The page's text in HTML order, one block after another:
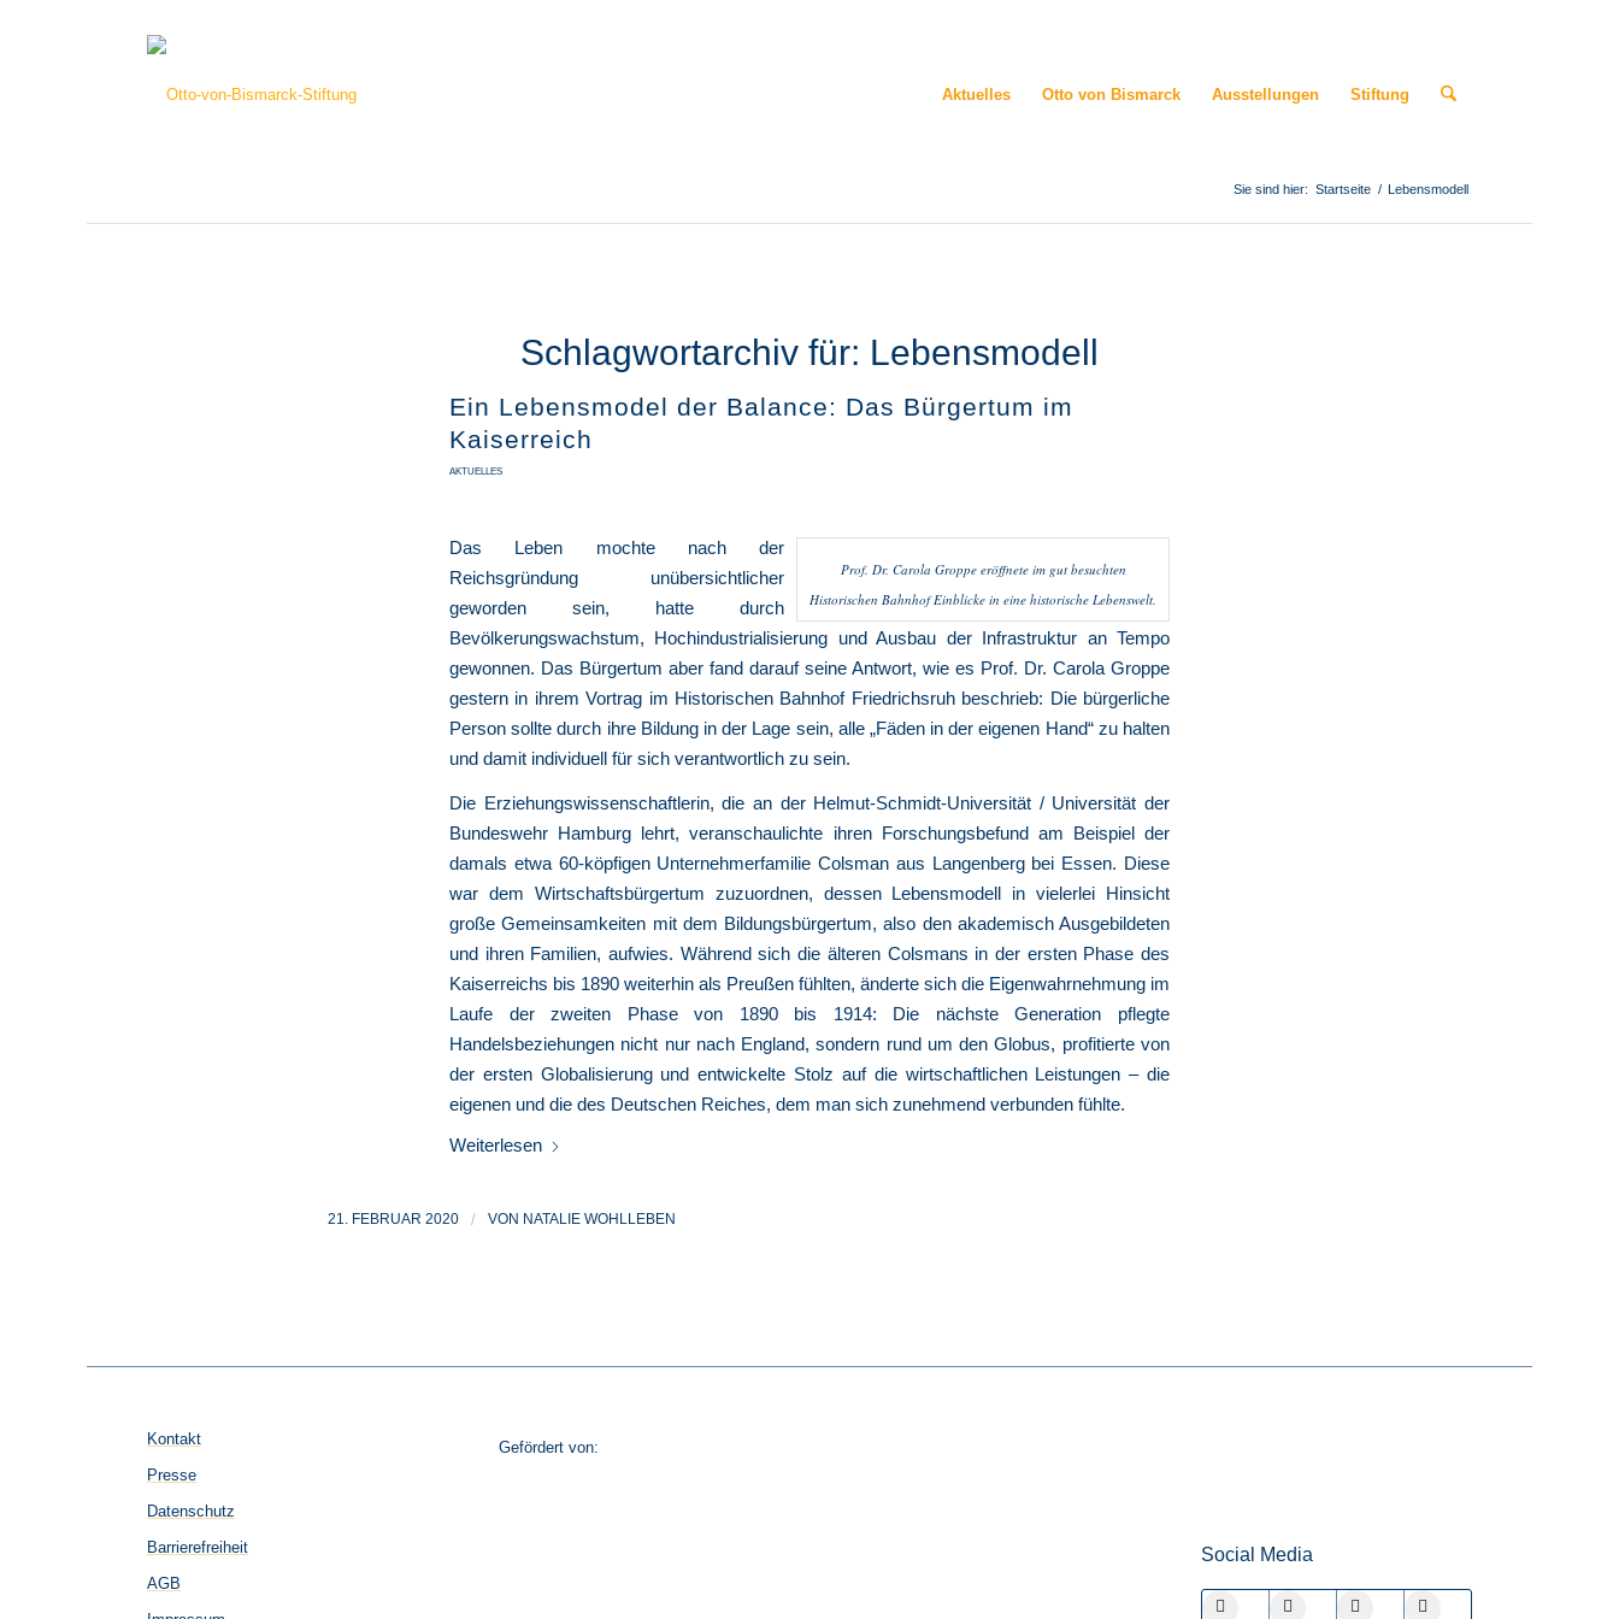
Aktuelles Otto von Bismarck Ausstellungen Stiftung
Sie sind hier: Startseite / Lebensmodell
Schlagwortarchiv für: Lebensmodell
Ein Lebensmodel der Balance: Das Bürgertum im
Kaiserreich
AKTUELLES
Prof. Dr. Carola Groppe eröffnete im gut besuchten
Historischen Bahnhof Einblicke in eine historische Lebenswelt.
Das Leben mochte nach der
Reichsgründung unübersichtlicher
geworden sein, hatte durch
Bevölkerungswachstum, Hochindustrialisierung und Ausbau der Infrastruktur an Tempo
gewonnen. Das Bürgertum aber fand darauf seine Antwort, wie es Prof. Dr. Carola Groppe
gestern in ihrem Vortrag im Historischen Bahnhof Friedrichsruh beschrieb: Die bürgerliche
Person sollte durch ihre Bildung in der Lage sein, alle „Fäden in der eigenen Hand“ zu halten
und damit individuell für sich verantwortlich zu sein.
Die Erziehungswissenschaftlerin, die an der Helmut-Schmidt-Universität / Universität der
Bundeswehr Hamburg lehrt, veranschaulichte ihren Forschungsbefund am Beispiel der
damals etwa 60-köpfigen Unternehmerfamilie Colsman aus Langenberg bei Essen. Diese
war dem Wirtschaftsbürgertum zuzuordnen, dessen Lebensmodell in vielerlei Hinsicht
große Gemeinsamkeiten mit dem Bildungsbürgertum, also den akademisch Ausgebildeten
und ihren Familien, aufwies. Während sich die älteren Colsmans in der ersten Phase des
Kaiserreichs bis 1890 weiterhin als Preußen fühlten, änderte sich die Eigenwahrnehmung im
Laufe der zweiten Phase von 1890 bis 1914: Die nächste Generation pflegte
Handelsbeziehungen nicht nur nach England, sondern rund um den Globus, profitierte von
der ersten Globalisierung und entwickelte Stolz auf die wirtschaftlichen Leistungen – die
eigenen und die des Deutschen Reiches, dem man sich zunehmend verbunden fühlte.
Weiterlesen
21. FEBRUAR 2020 / VON NATALIE WOHLLEBEN
Kontakt
Presse
Datenschutz
Barrierefreiheit
AGB
Gefördert von:
Social Media